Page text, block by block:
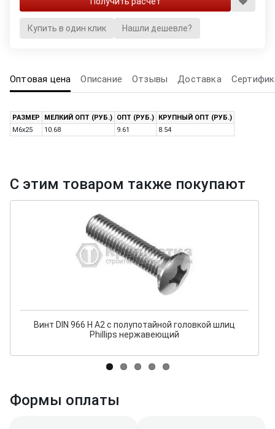
Купить в один клик Нашли дешевле?
Оптовая цена Описание Отзывы Доставка
РАЗМЕР МЕЛКИЙ ОПТ (РУБ.) ОПТ (РУБ.)
КРУПНЫЙ ОПТ (РУБ.)
M6x25
10.68 9.61 8.54
С этим товаром также покупают
Винт DIN 966 H A2 с полупотайной головкой шлиц
Phillips нержавеющий
Формы оплаты